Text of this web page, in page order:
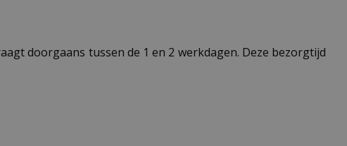
doorgaans tussen de 1 en 2 werkdagen. Deze bezorgtijd